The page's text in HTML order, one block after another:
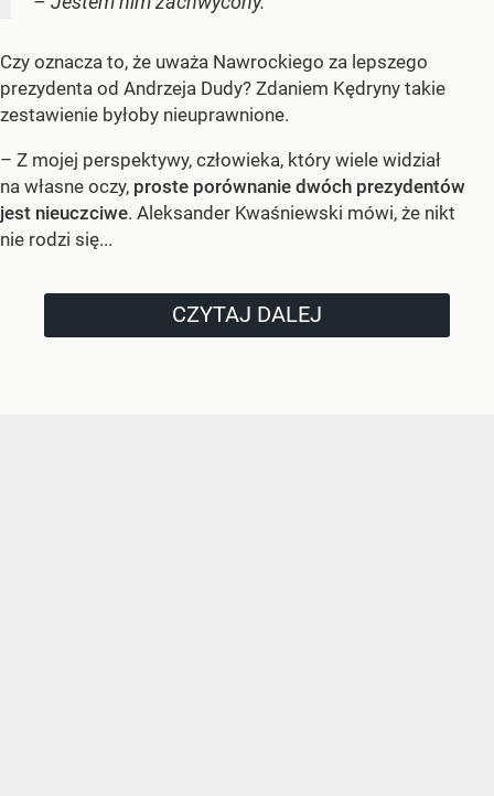
Czy oznacza to, że uważa Nawrockiego za lepszego
prezydenta od Andrzeja Dudy? Zdaniem Kędryny takie
zestawienie byłoby nieuprawnione.
– Z mojej perspektywy, człowieka, który wiele widział
na własne oczy, proste porównanie dwóch prezydentów
jest nieuczciwe. Aleksander Kwaśniewski mówi, że nikt
nie rodzi się...
CZYTAJ DALEJ